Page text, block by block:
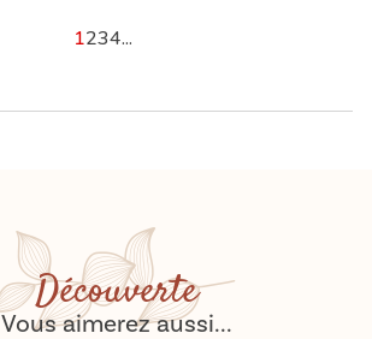
1234...
Découverte
Vous aimerez aussi...